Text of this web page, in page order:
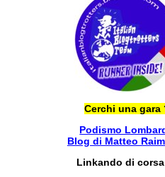
Cerchi una gara
Podismo
Blog di Matteo
Linkando di